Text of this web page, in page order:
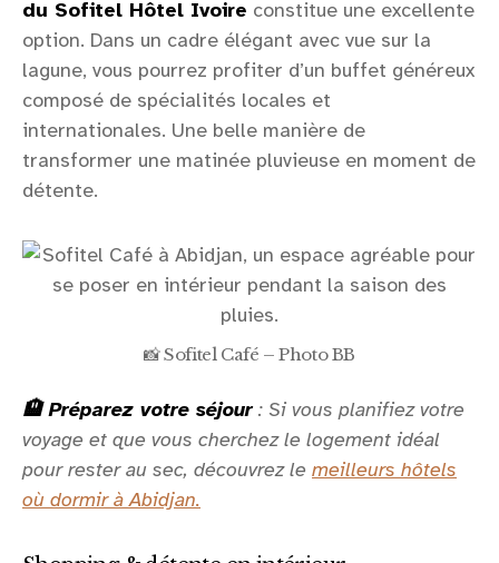
du Sofitel Hôtel Ivoire constitue une excellente
option. Dans un cadre élégant avec vue sur la
lagune, vous pourrez profiter d’un buffet généreux
composé de spécialités locales et
internationales. Une belle manière de
transformer une matinée pluvieuse en moment de
détente.
📸 Sofitel Café – Photo BB
🏨 Préparez votre séjour: Si vous planifiez votre
voyage et que vous cherchez le logement idéal
pour rester au sec, découvrez le meilleurs hôtels
où dormir à Abidjan.